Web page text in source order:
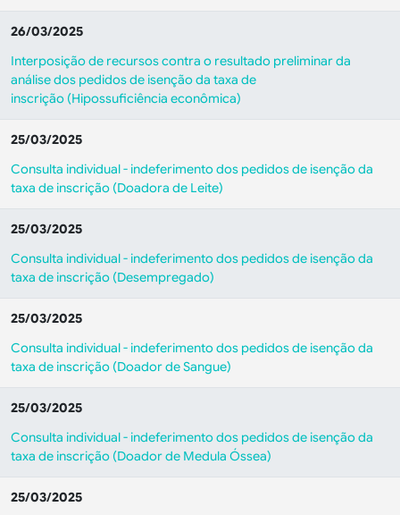
26/03/2025
Interposição de recursos contra o resultado preliminar da
análise dos pedidos de isenção da taxa de
inscrição (Hipossuficiência econômica)
25/03/2025
Consulta individual - indeferimento dos pedidos de isenção da
taxa de inscrição (Doadora de Leite)
25/03/2025
Consulta individual - indeferimento dos pedidos de isenção da
taxa de inscrição (Desempregado)
25/03/2025
Consulta individual - indeferimento dos pedidos de isenção da
taxa de inscrição (Doador de Sangue)
25/03/2025
Consulta individual - indeferimento dos pedidos de isenção da
taxa de inscrição (Doador de Medula Óssea)
25/03/2025